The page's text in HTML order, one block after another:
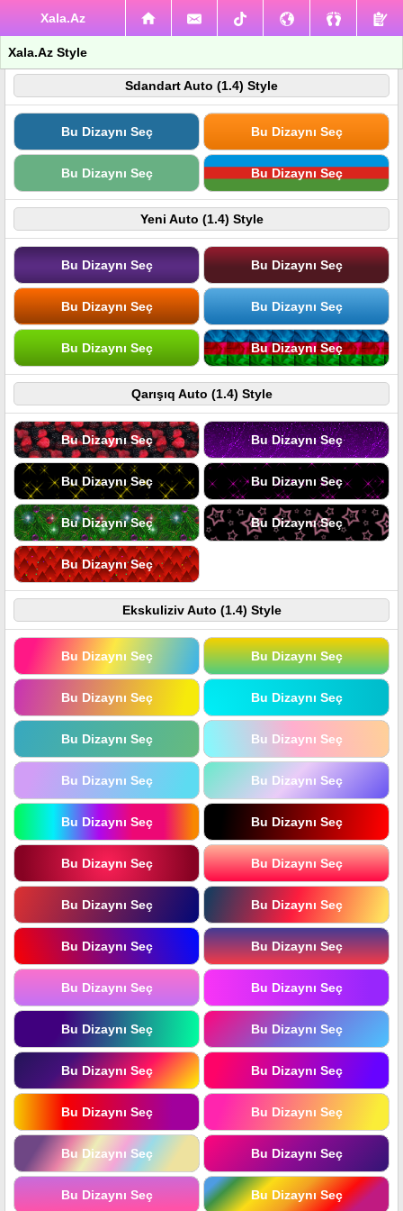
Xala.Az
Xala.Az Style
Sdandart Auto (1.4) Style
Bu Dizaynı Seç Bu Dizaynı Seç
Bu Dizaynı Seç Bu Dizaynı Seç
Yeni Auto (1.4) Style
Bu Dizaynı Seç Bu Dizaynı Seç
Bu Dizaynı Seç Bu Dizaynı Seç
Bu Dizaynı Seç Bu Dizaynı Seç
Qarışıq Auto (1.4) Style
Bu Dizaynı Seç Bu Dizaynı Seç
Bu Dizaynı Seç Bu Dizaynı Seç
Bu Dizaynı Seç Bu Dizaynı Seç
Bu Dizaynı Seç
Ekskuliziv Auto (1.4) Style
Bu Dizaynı Seç Bu Dizaynı Seç
Bu Dizaynı Seç Bu Dizaynı Seç
Bu Dizaynı Seç Bu Dizaynı Seç
Bu Dizaynı Seç Bu Dizaynı Seç
Bu Dizaynı Seç Bu Dizaynı Seç
Bu Dizaynı Seç Bu Dizaynı Seç
Bu Dizaynı Seç Bu Dizaynı Seç
Bu Dizaynı Seç Bu Dizaynı Seç
Bu Dizaynı Seç Bu Dizaynı Seç
Bu Dizaynı Seç Bu Dizaynı Seç
Bu Dizaynı Seç Bu Dizaynı Seç
Bu Dizaynı Seç Bu Dizaynı Seç
Bu Dizaynı Seç Bu Dizaynı Seç
Bu Dizaynı Seç Bu Dizaynı Seç